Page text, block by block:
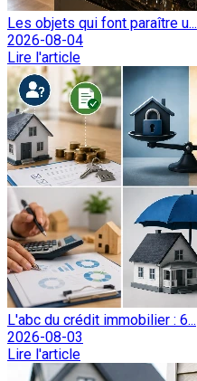
Les objets qui font paraître u...
2026-08-04
Lire l'article
L'abc du crédit immobilier : 6...
2026-08-03
Lire l'article